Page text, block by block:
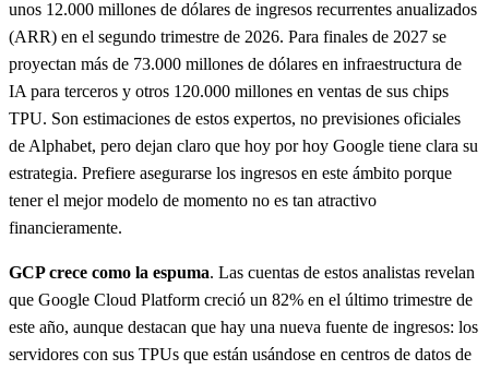
unos 12.000 millones de dólares de ingresos recurrentes anualizados
(ARR) en el segundo trimestre de 2026. Para finales de 2027 se
proyectan más de 73.000 millones de dólares en infraestructura de
IA para terceros y otros 120.000 millones en ventas de sus chips
TPU. Son estimaciones de estos expertos, no previsiones oficiales
de Alphabet, pero dejan claro que hoy por hoy Google tiene clara su
estrategia. Prefiere asegurarse los ingresos en este ámbito porque
tener el mejor modelo de momento no es tan atractivo
financieramente.
GCP crece como la espuma. Las cuentas de estos analistas revelan
que Google Cloud Platform creció un 82% en el último trimestre de
este año, aunque destacan que hay una nueva fuente de ingresos: los
servidores con sus TPUs que están usándose en centros de datos de